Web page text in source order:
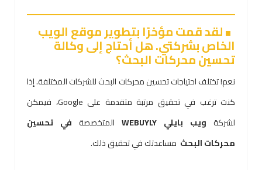
لقد قمت مؤخرًا بتطوير موقع الويب
الخاص بشركتي. هل أحتاج إلى وكالة
تحسين محركات البحث؟
نعم! تختلف احتياجات تحسين محركات البحث للشركات المختلفة. إذا
كنت ترغب في تحقيق مرتبة متقدمة على Google، فيمكن
لشركة ويب بايلي WEBUYLY المتخصصة في تحسين
محركات البحث مساعدتك في تحقيق ذلك.